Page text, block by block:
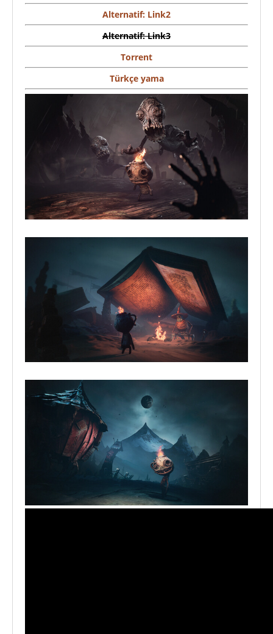
Alternatif: Link2
Alternatif: Link3
Torrent
Türkçe yama